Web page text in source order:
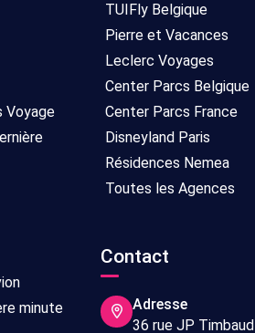
Voyage
minute
TUIFly Belgique
Pierre et Vacances
Leclerc Voyages
Center Parcs Belgique
Center Parcs France
Disneyland Paris
Résidences Nemea
Toutes les Agences
Contact
Adresse
36 rue JP Timbaud